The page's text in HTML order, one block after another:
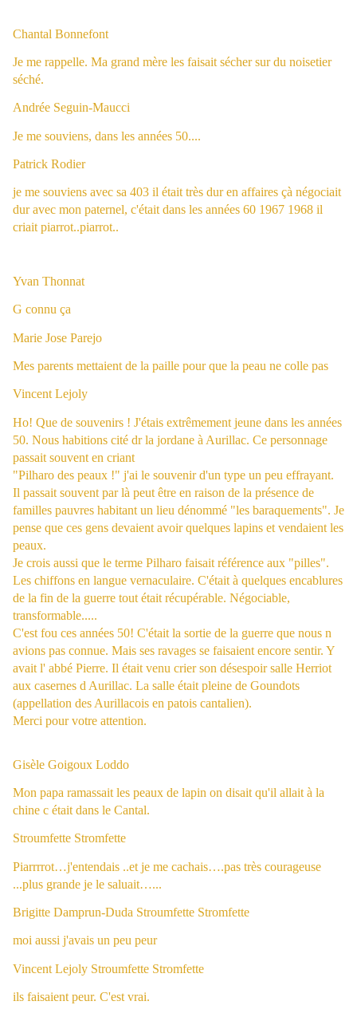
Chantal Bonnefont
Je me rappelle. Ma grand mère les faisait sécher sur du noisetier
séché.
Andrée Seguin-Maucci
Je me souviens, dans les années 50....
Patrick Rodier
je me souviens avec sa 403 il était très dur en affaires çà négociait
dur avec mon paternel, c'était dans les années 60 1967 1968 il
criait piarrot..piarrot..
Yvan Thonnat
G connu ça
Marie Jose Parejo
Mes parents mettaient de la paille pour que la peau ne colle pas
Vincent Lejoly
Ho! Que de souvenirs ! J'étais extrêmement jeune dans les années
50. Nous habitions cité dr la jordane à Aurillac. Ce personnage
passait souvent en criant
"Pilharo des peaux !" j'ai le souvenir d'un type un peu effrayant.
Il passait souvent par là peut être en raison de la présence de
familles pauvres habitant un lieu dénommé "les baraquements". Je
pense que ces gens devaient avoir quelques lapins et vendaient les
peaux.
Je crois aussi que le terme Pilharo faisait référence aux "pilles".
Les chiffons en langue vernaculaire. C'était à quelques encablures
de la fin de la guerre tout était récupérable. Négociable,
transformable.....
C'est fou ces années 50! C'était la sortie de la guerre que nous n
avions pas connue. Mais ses ravages se faisaient encore sentir. Y
avait l' abbé Pierre. Il était venu crier son désespoir salle Herriot
aux casernes d Aurillac. La salle était pleine de Goundots
(appellation des Aurillacois en patois cantalien).
Merci pour votre attention.
Gisèle Goigoux Loddo
Mon papa ramassait les peaux de lapin on disait qu'il allait à la
chine c était dans le Cantal.
Stroumfette Stromfette
Piarrrrot…j'entendais ..et je me cachais….pas très courageuse
...plus grande je le saluait…...
Brigitte Damprun-Duda Stroumfette Stromfette
moi aussi j'avais un peu peur
Vincent Lejoly Stroumfette Stromfette
ils faisaient peur. C'est vrai.